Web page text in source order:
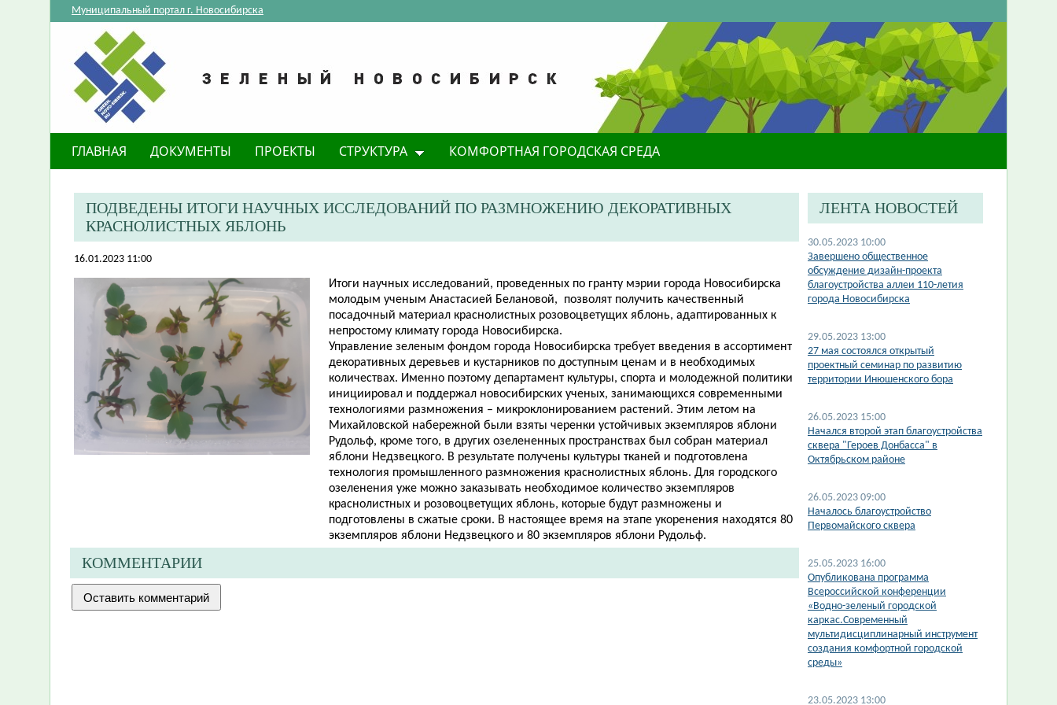
Муниципальный портал г. Новосибирска
ГЛАВНАЯ ДОКУМЕНТЫ ПРОЕКТЫ СТРУКТУРА КОМФОРТНАЯ ГОРОДСКАЯ СРЕДА
ПОДВЕДЕНЫ ИТОГИ НАУЧНЫХ ИССЛЕДОВАНИЙ ПО РАЗМНОЖЕНИЮ ДЕКОРАТИВНЫХ
КРАСНОЛИСТНЫХ ЯБЛОНЬ
16.01.2023 11:00
​Итоги научных исследований, проведенных по гранту мэрии города Новосибирска
молодым ученым Анастасией Белановой, позволят получить качественный
посадочный материал краснолистных розовоцветущих яблонь, адаптированных к
непростому климату города Новосибирска.
Управление зеленым фондом города Новосибирска требует введения в ассортимент
декоративных деревьев и кустарников по доступным ценам и в необходимых
количествах. Именно поэтому департамент культуры, спорта и молодежной политики
инициировал и поддержал новосибирских ученых, занимающихся современными
технологиями размножения – микроклонированием растений. Этим летом на
Михайловской набережной были взяты черенки устойчивых экземпляров яблони
Рудольф, кроме того, в других озелененных пространствах был собран материал
яблони Недзвецкого. В результате получены культуры тканей и подготовлена
технология промышленного размножения краснолистных яблонь. Для городского
озеленения уже можно заказывать необходимое количество экземпляров
краснолистных и розовоцветущих яблонь, которые будут размножены и
подготовлены в сжатые сроки. В настоящее время на этапе укоренения находятся 80
экземпляров яблони Недзвецкого и 80 экземпляров яблони Рудольф.
КОММЕНТАРИИ
ЛЕНТА НОВОСТЕЙ
30.05.2023 10:00
​Завершено общественное
обсуждение дизайн-проекта
благоустройства аллеи 110-летия
города Новосибирска
29.05.2023 13:00
27 мая состоялся открытый
проектный семинар по развитию
территории Инюшенского бора
26.05.2023 15:00
Начался второй этап благоустройства
сквера "Героев Донбасса" в
Октябрьском районе
26.05.2023 09:00
Началось благоустройство
Первомайского сквера
25.05.2023 16:00
Опубликована программа
Всероссийской конференции
«Водно-зеленый городской
каркас.Современный
мультидисциплинарный инструмент
cоздания комфортной городской
среды»
23.05.2023 13:00